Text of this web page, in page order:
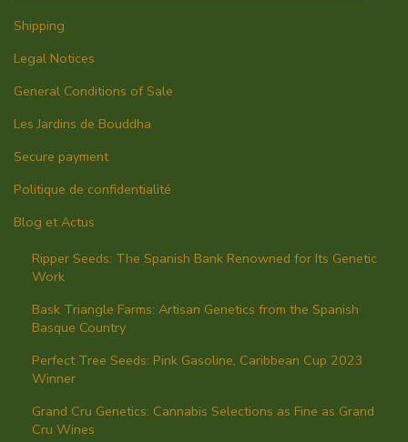
Shipping
Legal Notices
General Conditions of Sale
Les Jardins de Bouddha
Secure payment
Politique de confidentialité
Blog et Actus
Ripper Seeds: The Spanish Bank Renowned for Its Genetic
Work
Bask Triangle Farms: Artisan Genetics from the Spanish
Basque Country
Perfect Tree Seeds: Pink Gasoline, Caribbean Cup 2023
Winner
Grand Cru Genetics: Cannabis Selections as Fine as Grand
Cru Wines